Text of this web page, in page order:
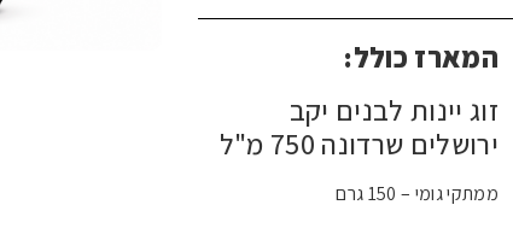
המארז כולל:
זוג יינות לבנים יקב
ירושלים שרדונה 750 מ"ל
ממתקי גומי – 150 גרם